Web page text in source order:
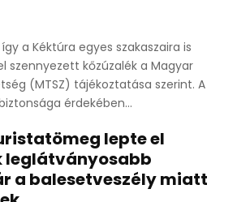
a Kéktúra egyes szakaszaira is
szennyezett kőzúzalék a Magyar
(MTSZ) tájékoztatása szerint. A
érdekében...
lepte el
leglátványosabb
a balesetveszély miatt